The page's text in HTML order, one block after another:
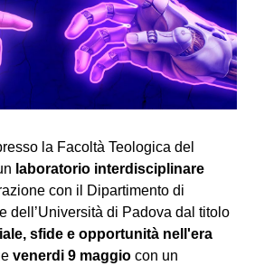
la Facoltà Teologica del
laboratorio interdisciplinare
con il Dipartimento di
dell’Università di Padova dal titolo
sfide e opportunità nell'era
venerdi 9 maggio con un